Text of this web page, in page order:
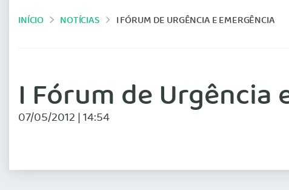
INÍCIO NOTÍCIAS I FÓRUM DE URGÊNCIA E EMERGÊNCIA
I Fórum de Urgência
07/05/2012 | 14:54